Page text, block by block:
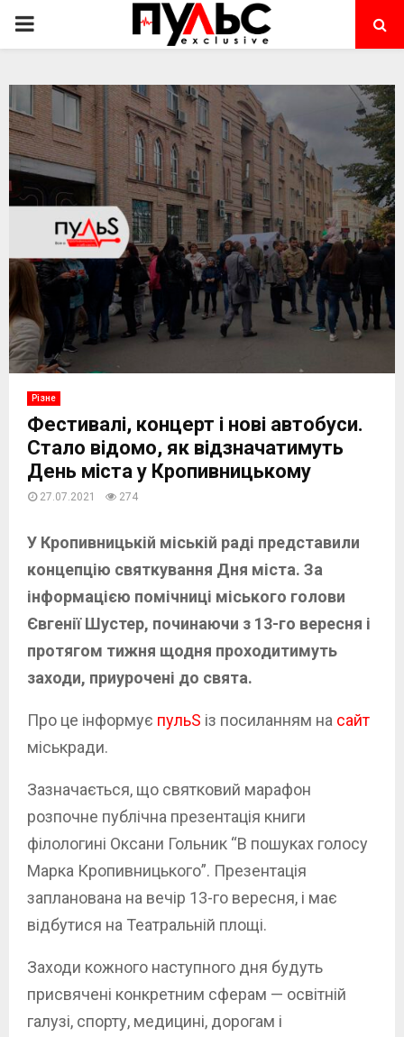
PRIMARY
Різне
Фестивалі, концерт і нові автобуси.
Стало відомо, як відзначатимуть
День міста у Кропивницькому
27.07.2021 274
У Кропивницькій міській раді представили
концепцію святкування Дня міста. За
інформацією помічниці міського голови
Євгенії Шустер, починаючи з 13-го вересня і
протягом тижня щодня проходитимуть
заходи, приурочені до свята.
Про це інформує пульS із посиланням на сайт
міськради.
Зазначається, що святковий марафон
розпочне публічна презентація книги
філологині Оксани Гольник “В пошуках голосу
Марка Кропивницького”. Презентація
запланована на вечір 13-го вересня, і має
відбутися на Театральній площі.
Заходи кожного наступного дня будуть
присвячені конкретним сферам — освітній
галузі, спорту, медицині, дорогам і